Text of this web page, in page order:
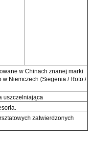
w Chinach znanej marki
w Niemczech (Siegenia / Roto /
uszczelniająca
zatwierdzonych